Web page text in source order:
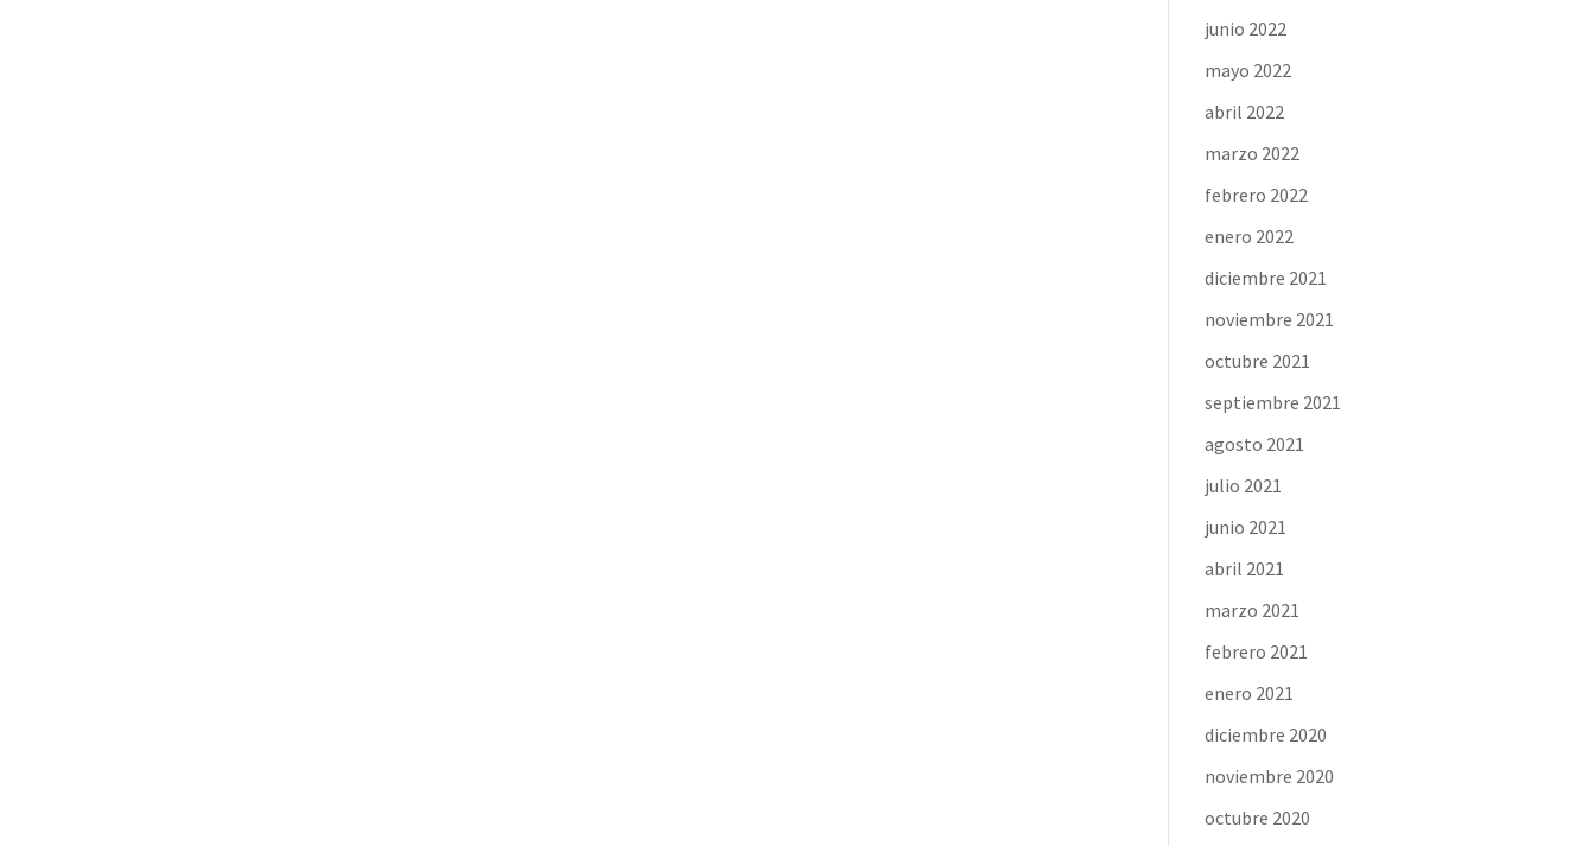
junio 2022
mayo 2022
abril 2022
marzo 2022
febrero 2022
enero 2022
diciembre 2021
noviembre 2021
octubre 2021
septiembre 2021
agosto 2021
julio 2021
junio 2021
abril 2021
marzo 2021
febrero 2021
enero 2021
diciembre 2020
noviembre 2020
octubre 2020